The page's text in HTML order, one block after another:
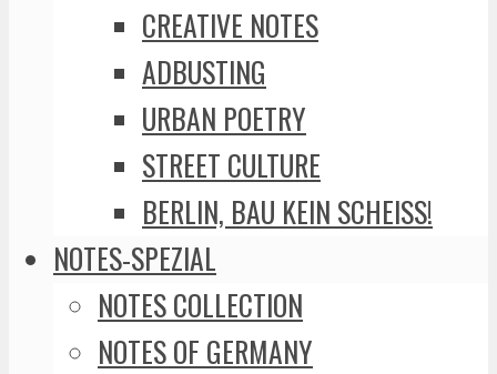
CREATIVE NOTES
ADBUSTING
URBAN POETRY
STREET CULTURE
BERLIN, BAU KEIN SCHEISS!
NOTES-SPEZIAL
NOTES COLLECTION
NOTES OF GERMANY